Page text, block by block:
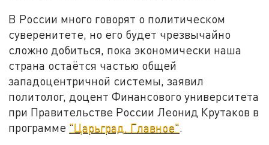
В России много говорят о политическом
суверенитете, но его будет чрезвычайно
сложно добиться, пока экономически наша
страна остаётся частью общей
западоцентричной системы, заявил
политолог, доцент Финансового университета
при Правительстве России Леонид Крутаков в
программе "Царьград. Главное".